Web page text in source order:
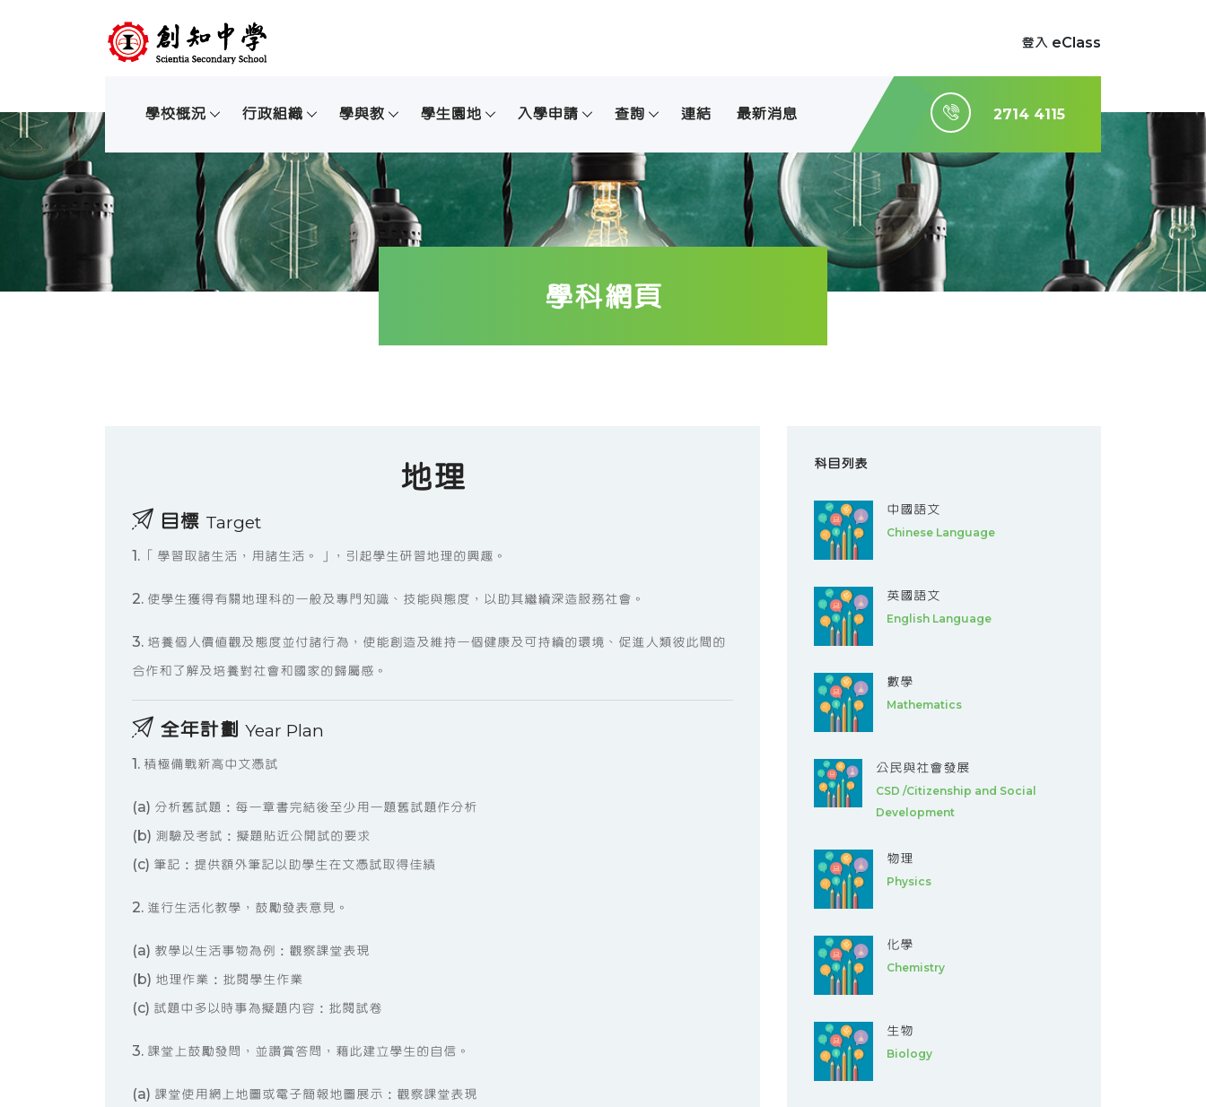
登入 eClass
學校概況 行政組織 學與教 學生園地 入學申請 查詢 連結 最新消息 2714 4115
學科網頁
地理
目標 Target
1. 「學習取諸生活，用諸生活。」，引起學生研習地理的興趣。
2. 使學生獲得有關地理科的一般及專門知識、技能與態度，以助其繼續深造服務社會。
3. 培養個人價值觀及態度並付諸行為，使能創造及維持一個健康及可持續的環境、促進人類彼此間的
合作和了解及培養對社會和國家的歸屬感。
全年計劃 Year Plan
1. 積極備戰新高中文憑試
(a) 分析舊試題：每一章書完結後至少用一題舊試題作分析
(b) 測驗及考試：擬題貼近公開試的要求
(c) 筆記：提供額外筆記以助學生在文憑試取得佳績
2. 進行生活化教學，鼓勵發表意見。
(a) 教學以生活事物為例：觀察課堂表現
(b) 地理作業：批閱學生作業
(c) 試題中多以時事為擬題內容：批閱試卷
3. 課堂上鼓勵發問，並讚賞答問，藉此建立學生的自信。
(a) 課堂使用網上地圖或電子簡報地圖展示：觀察課堂表現
科目列表
中國語文
Chinese Language
英國語文
English Language
數學
Mathematics
公民與社會發展
CSD /Citizenship and Social
Development
物理
Physics
化學
Chemistry
生物
Biology